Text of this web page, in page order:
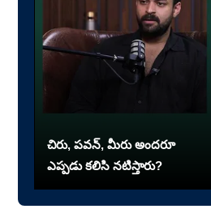
చిరు, పవన్, మీరు అందరూ
ఎప్పడు కలిసి నటిస్తారు?